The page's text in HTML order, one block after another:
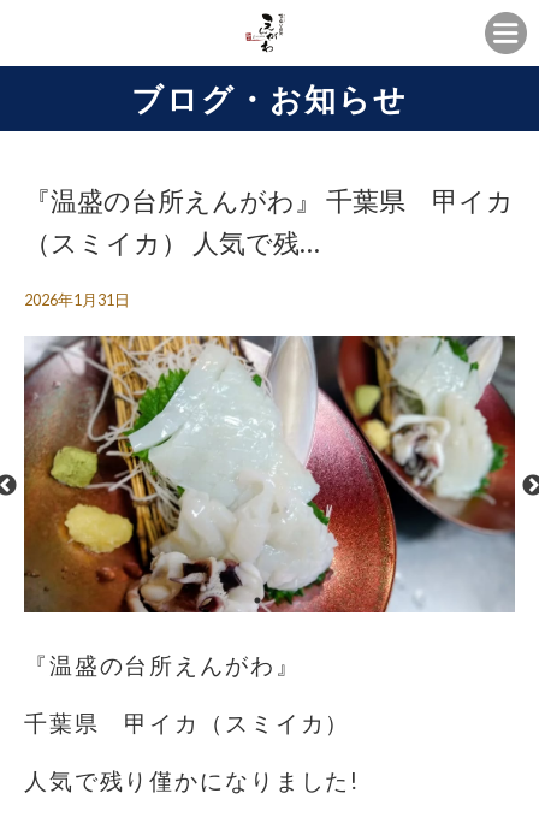
ブログ・お知らせ
『温盛の台所えんがわ』 千葉県 甲イカ
（スミイカ） 人気で残…
2026年1月31日
『温盛の台所えんがわ』
千葉県 甲イカ（スミイカ）
人気で残り僅かになりました!